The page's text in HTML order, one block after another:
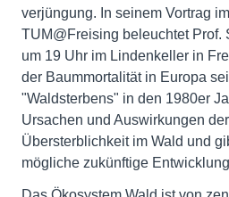
verjüngung. In seinem Vortrag
TUM@Freising beleuchtet Prof.
um 19 Uhr im Lindenkeller in
der Baummortalität in Europa
"Waldsterbens" in den 1980er
Ursachen und Auswirkungen
Übersterblichkeit im Wald und
mögliche zukünftige